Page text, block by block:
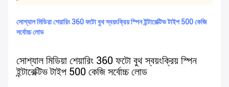
সোশ্যাল মিডিয়া শেয়ারিং 360 ফটো বুথ স্বয়ংক্রিয় স্পিন ইন্টারেক্টিভ টাইপ 500 কেজি
সর্বোচ্চ লোড
সোশ্যাল মিডিয়া শেয়ারিং 360 ফটো বুথ স্বয়ংক্রিয় স্পিন
ইন্টারেক্টিভ টাইপ 500 কেজি সর্বোচ্চ লোড